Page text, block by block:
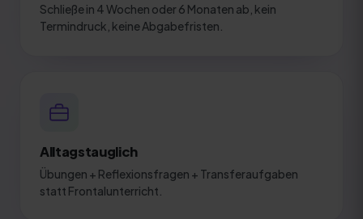
Schließe in 4 Wochen oder 6 Monaten ab, kein
Termindruck, keine Abgabefristen.
Alltagstauglich
Übungen + Reflexionsfragen + Transferaufgaben
statt Frontalunterricht.